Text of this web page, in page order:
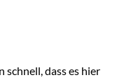
schnell, dass es hier